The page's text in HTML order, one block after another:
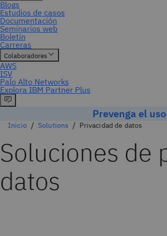
Prevenga el
Inicio Solutions Privacidad de datos
Soluciones de
datos